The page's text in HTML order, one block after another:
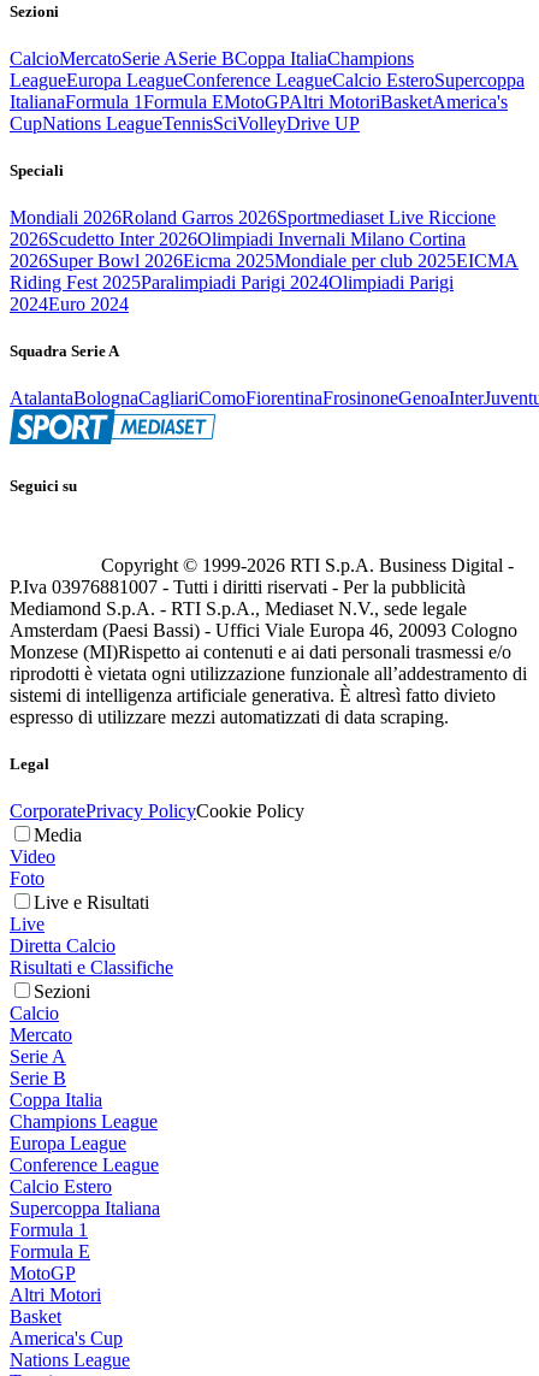
Sezioni
CalcioMercatoSerie ASerie BCoppa ItaliaChampions
LeagueEuropa LeagueConference LeagueCalcio EsteroSupercoppa
ItalianaFormula 1Formula EMotoGPAltri MotoriBasketAmerica's
CupNations LeagueTennisSciVolleyDrive UP
Speciali
Mondiali 2026Roland Garros 2026Sportmediaset Live Riccione
2026Scudetto Inter 2026Olimpiadi Invernali Milano Cortina
2026Super Bowl 2026Eicma 2025Mondiale per club 2025EICMA
Riding Fest 2025Paralimpiadi Parigi 2024Olimpiadi Parigi
2024Euro 2024
Squadra Serie A
AtalantaBolognaCagliariComoFiorentinaFrosinoneGenoaInter
Seguici su
Copyright © 1999-2026 RTI S.p.A. Business Digital -
P.Iva 03976881007 - Tutti i diritti riservati - Per la pubblicità
Mediamond S.p.A. - RTI S.p.A., Mediaset N.V., sede legale
Amsterdam (Paesi Bassi) - Uffici Viale Europa 46, 20093 Cologno
Monzese (MI)Rispetto ai contenuti e ai dati personali trasmessi e/o
riprodotti è vietata ogni utilizzazione funzionale all’addestramento di
sistemi di intelligenza artificiale generativa. È altresì fatto divieto
espresso di utilizzare mezzi automatizzati di data scraping.
Legal
CorporatePrivacy PolicyCookie Policy
Media
Video
Foto
Live e Risultati
Live
Diretta Calcio
Risultati e Classifiche
Sezioni
Calcio
Mercato
Serie A
Serie B
Coppa Italia
Champions League
Europa League
Conference League
Calcio Estero
Supercoppa Italiana
Formula 1
Formula E
MotoGP
Altri Motori
Basket
America's Cup
Nations League